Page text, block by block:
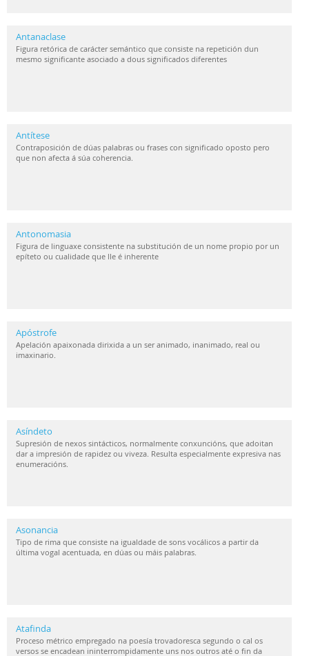
Antanaclase
Figura retórica de carácter semántico que consiste na repetición dun
mesmo significante asociado a dous significados diferentes
Antítese
Contraposición de dúas palabras ou frases con significado oposto pero
que non afecta á súa coherencia.
Antonomasia
Figura de linguaxe consistente na substitución de un nome propio por un
epíteto ou cualidade que lle é inherente
Apóstrofe
Apelación apaixonada dirixida a un ser animado, inanimado, real ou
imaxinario.
Asíndeto
Supresión de nexos sintácticos, normalmente conxuncións, que adoitan
dar a impresión de rapidez ou viveza. Resulta especialmente expresiva nas
enumeracións.
Asonancia
Tipo de rima que consiste na igualdade de sons vocálicos a partir da
última vogal acentuada, en dúas ou máis palabras.
Atafinda
Proceso métrico empregado na poesía trovadoresca segundo o cal os
versos se encadean ininterrompidamente uns nos outros até o fin da